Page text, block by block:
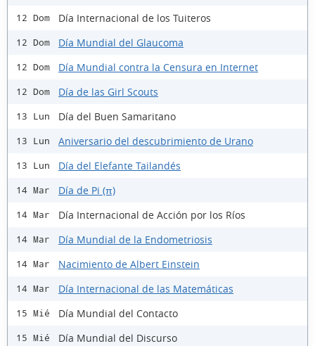
12 Dom Día Internacional de los Tuiteros
12 Dom Día Mundial del Glaucoma
12 Dom Día Mundial contra la Censura en Internet
12 Dom Día de las Girl Scouts
13 Lun Día del Buen Samaritano
13 Lun Aniversario del descubrimiento de Urano
13 Lun Día del Elefante Tailandés
14 Mar Día de Pi (π)
14 Mar Día Internacional de Acción por los Ríos
14 Mar Día Mundial de la Endometriosis
14 Mar Nacimiento de Albert Einstein
14 Mar Día Internacional de las Matemáticas
15 Mié Día Mundial del Contacto
15 Mié Día Mundial del Discurso